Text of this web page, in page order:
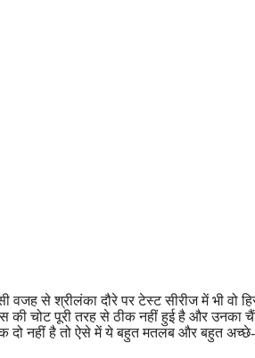
से श्रीलंका दौरे पर टेस्ट सीरीज में भी वो
की चोट पूरी तरह से ठीक नहीं हुई है और उनका
दो नहीं है तो ऐसे में ये बहुत मतलब और बहुत